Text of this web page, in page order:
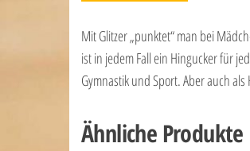
Mit Glitzer „punktet“ man bei
ist in jedem Fall ein Hingucker für
Gymnastik und Sport. Aber auch
Ähnliche Produkte